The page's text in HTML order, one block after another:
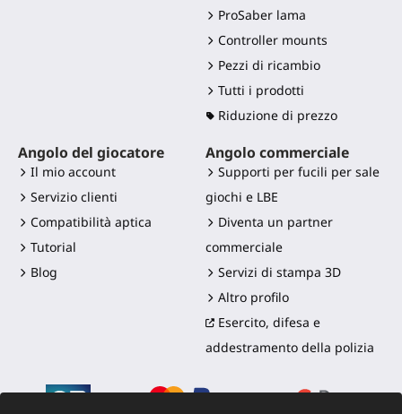
ProSaber lama
Controller mounts
Pezzi di ricambio
Tutti i prodotti
Riduzione di prezzo
Angolo del giocatore
Il mio account
Servizio clienti
Compatibilità aptica
Tutorial
Blog
Angolo commerciale
Supporti per fucili per sale
giochi e LBE
Diventa un partner
commerciale
Servizi di stampa 3D
Altro profilo
Esercito, difesa e
addestramento della polizia